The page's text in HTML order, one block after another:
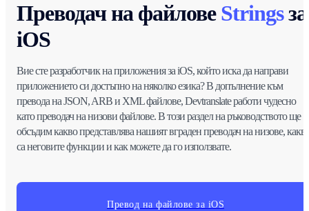
Преводач на файловеStringsза
iOS
Вие сте разработчик на приложения за iOS, който иска да направи
приложението си достъпно на няколко езика? В допълнение към
превода на JSON, ARB и XML файлове, Devtranslate работи чудесно
като преводач на низови файлове. В този раздел на ръководството ще
обсъдим какво представлява нашият вграден преводач на низове,
са неговите функции и как можете да го използвате.
Превод на файлове за iOS